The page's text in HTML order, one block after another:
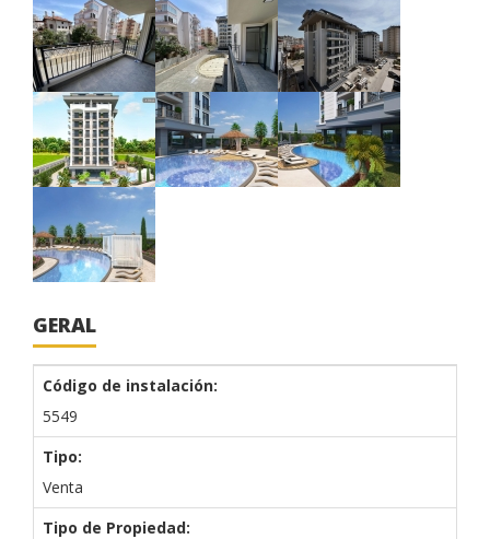
GERAL
Código de instalación:
5549
Tipo:
Venta
Tipo de Propiedad: